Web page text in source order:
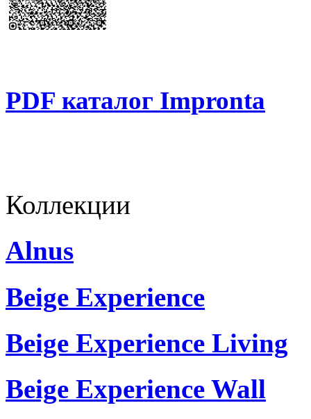
PDF каталог Impronta
Коллекции
Alnus
Beige Experience
Beige Experience Living
Beige Experience Wall